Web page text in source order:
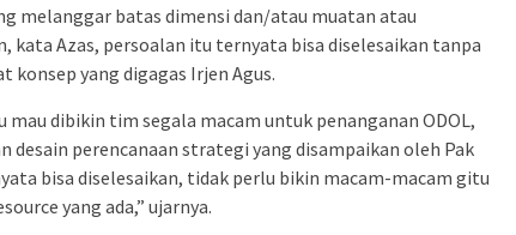
melanggar batas dimensi dan/atau muatan atau
kata Azas, persoalan itu ternyata bisa diselesaikan tanpa
yang digagas Irjen Agus.
mau dibikin tim segala macam untuk penanganan ODOL,
desain perencanaan strategi yang disampaikan oleh Pak
bisa diselesaikan, tidak perlu bikin macam-macam gitu
yang ada,” ujarnya.